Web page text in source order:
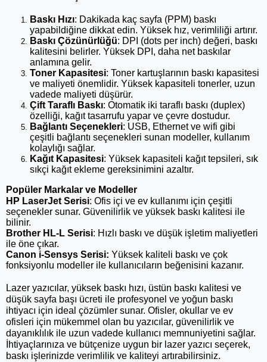
Baskı Hızı: Dakikada kaç sayfa (PPM) baskı
yapabildiğine dikkat edin. Yüksek hız, verimliliği artırır.
Baskı Çözünürlüğü: DPI (dots per inch) değeri, baskı
kalitesini belirler. Yüksek DPI, daha net baskılar
anlamına gelir.
Toner Kapasitesi: Toner kartuşlarının baskı kapasitesi
ve maliyeti önemlidir. Yüksek kapasiteli tonerler, uzun
vadede maliyeti düşürür.
Çift Taraflı Baskı: Otomatik iki taraflı baskı (duplex)
özelliği, kağıt tasarrufu yapar ve çevre dostudur.
Bağlantı Seçenekleri: USB, Ethernet ve wifi gibi
çeşitli bağlantı seçenekleri sunan modeller, kullanım
kolaylığı sağlar.
Kağıt Kapasitesi: Yüksek kapasiteli kağıt tepsileri, sık
sıkçi kağıt ekleme gereksinimini azaltır.
Popüler Markalar ve Modeller
HP LaserJet Serisi: Ofis içi ve ev kullanımı için çeşitli
seçenekler sunar. Güvenilirlik ve yüksek baskı kalitesi ile
bilinir.
Brother HL-L Serisi: Hızlı baskı ve düşük işletim maliyetleri
ile öne çıkar.
Canon i-Sensys Serisi: Yüksek kaliteli baskı ve çok
fonksiyonlu modeller ile kullanıcıların beğenisini kazanır.
Lazer yazıcılar, yüksek baskı hızı, üstün baskı kalitesi ve
düşük sayfa başı ücreti ile profesyonel ve yoğun baskı
ihtiyacı için ideal çözümler sunar. Ofisler, okullar ve ev
ofisleri için mükemmel olan bu yazıcılar, güvenilirlik ve
dayanıklılık ile uzun vadede kullanıcı memnuniyetini sağlar.
İhtiyaçlarınıza ve bütçenize uygun bir lazer yazıcı seçerek,
baskı işlerinizde verimlilik ve kaliteyi artırabilirsiniz.